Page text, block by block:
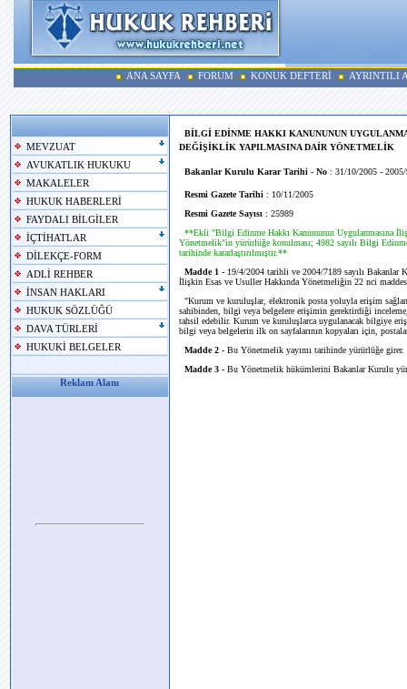
ANA SAYFA FORUM KONUK DEFTERİ AYRINTILI
MEVZUAT
AVUKATLIK HUKUKU
MAKALELER
HUKUK HABERLERİ
FAYDALI BİLGİLER
İÇTİHATLAR
DİLEKÇE-FORM
ADLİ REHBER
İNSAN HAKLARI
HUKUK SÖZLÜĞÜ
DAVA TÜRLERİ
HUKUKİ BELGELER
Reklam Alanı
BİLGİ EDİNME HAKKI KANUNUNUN
DEĞİŞİKLİK YAPILMASINA DAİR YÖNETMELİK
Bakanlar Kurulu Karar Tarihi - No : 31/10/2005 -
Resmi Gazete Tarihi : 10/11/2005
Resmi Gazete Sayısı : 25989
**Ekli "Bilgi Edinme Hakkı Kanununun Uygulanmasına
Yönetmelik"in yürürlüğe konulması; 4982 sayılı Bilgi
tarihinde kararlaştırılmıştır.**
Madde 1 - 19/4/2004 tarihli ve 2004/7189 sayılı Bakanlar
İlişkin Esas ve Usuller Hakkında Yönetmeliğin 22 nci
"Kurum ve kuruluşlar, elektronik posta yoluyla erişim
sahibinden, bilgi veya belgelere erişimin gerektirdiği
tahsil edebilir. Kurum ve kuruluşlarca uygulanacak bilgiye
bilgi veya belgelerin ilk on sayfalarının kopyaları için,
Madde 2 - Bu Yönetmelik yayımı tarihinde yürürlüğe girer.
Madde 3 - Bu Yönetmelik hükümlerini Bakanlar Kurulu